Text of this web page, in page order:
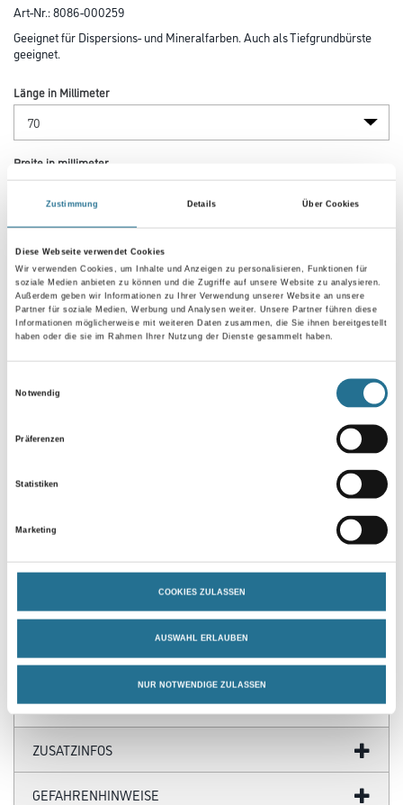
Zustimmung Details Über Cookies
Diese Webseite verwendet Cookies
Wir verwenden Cookies, um Inhalte und Anzeigen zu personalisieren, Funktionen für
soziale Medien anbieten zu können und die Zugriffe auf unsere Website zu analysieren.
Außerdem geben wir Informationen zu Ihrer Verwendung unserer Website an unsere
Partner für soziale Medien, Werbung und Analysen weiter. Unsere Partner führen diese
Informationen möglicherweise mit weiteren Daten zusammen, die Sie ihnen bereitgestellt
haben oder die sie im Rahmen Ihrer Nutzung der Dienste gesammelt haben.
Notwendig
Präferenzen
Statistiken
Marketing
COOKIES ZULASSEN
AUSWAHL ERLAUBEN
NUR NOTWENDIGE ZULASSEN
Art-Nr.:8086-000259
Geeignet für Dispersions- und Mineralfarben. Auch als Tiefgrundbürste
geeignet.
Länge in Millimeter
Breite in millimeter
Borsten- / Haar-Länge in mm
Umrechnungsfaktoren
PRODUKTEIGENSCHAFTEN
- Helle Borsten
- In Bündeln vulkanisiert
ZUSATZINFOS
GEFAHRENHINWEISE